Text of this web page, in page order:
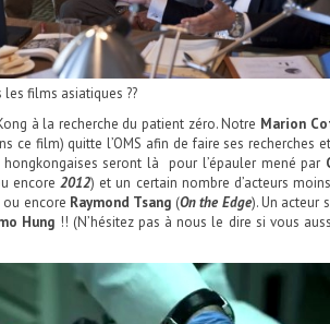
les films asiatiques ??
à la recherche du patient zéro. Notre Marion
ce film) quitte l’OMS afin de faire ses recherches
seront là pour l’épauler mené par
encore 2012) et un certain nombre d’acteurs
ou encore Raymond Tsang (On the Edge).Un acteur
Hung !! (N’hésitez pas à nous le dire si vous